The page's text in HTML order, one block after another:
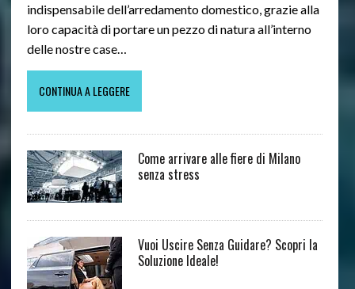
indispensabile dell’arredamento domestico, grazie alla
loro capacità di portare un pezzo di natura all’interno
delle nostre case…
CONTINUA A LEGGERE
Come arrivare alle fiere di Milano
senza stress
Vuoi Uscire Senza Guidare? Scopri la
Soluzione Ideale!